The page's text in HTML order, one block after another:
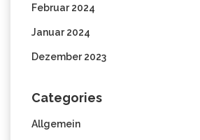
Februar 2024
Januar 2024
Dezember 2023
Categories
Allgemein